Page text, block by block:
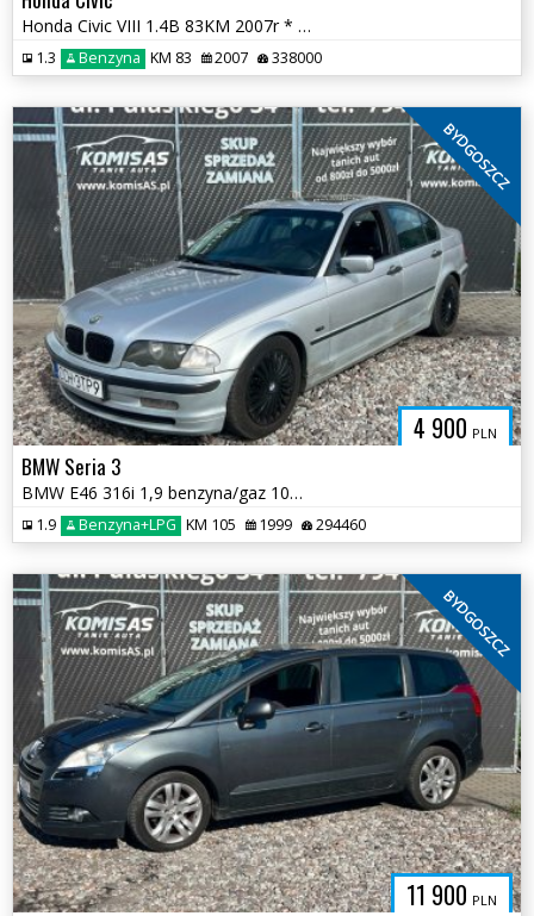
Honda Civic VIII 1.4B 83KM 2007r * el szyby sprawna klima * TORUŃ
1.3 Benzyna KM 83 2007 338000
4 900 PLN
BYDGOSZCZ
BMW Seria 3
BMW E46 316i 1,9 benzyna/gaz 105km 1999r * Sprawna Klima Skóry *
1.9 Benzyna+LPG KM 105 1999 294460
11 900 PLN
BYDGOSZCZ